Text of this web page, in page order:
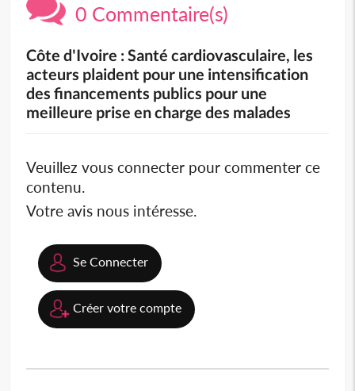
0 Commentaire(s)
Côte d'Ivoire : Santé cardiovasculaire, les
acteurs plaident pour une intensification
des financements publics pour une
meilleure prise en charge des malades
Veuillez vous connecter pour commenter ce
contenu.
Votre avis nous intéresse.
Se Connecter
Créer votre compte